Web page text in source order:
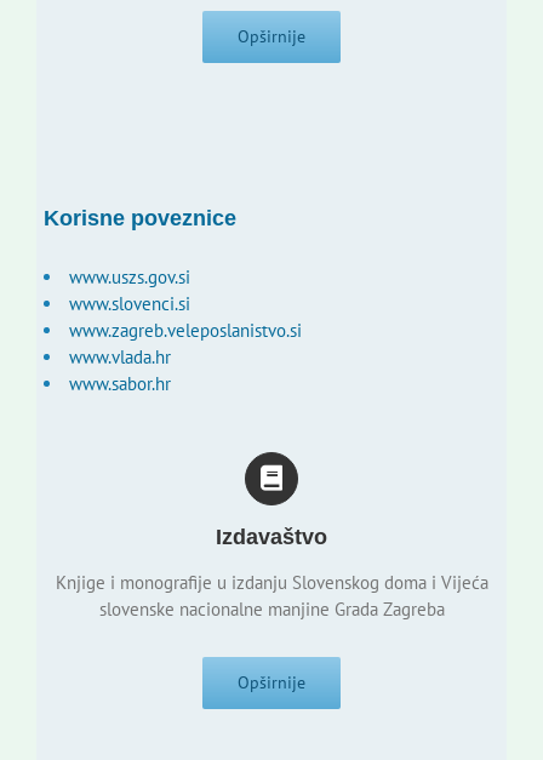
Opširnije
Korisne poveznice
www.uszs.gov.si
www.slovenci.si
www.zagreb.veleposlanistvo.si
www.vlada.hr
www.sabor.hr
Izdavaštvo
Knjige i monografije u izdanju Slovenskog doma i Vijeća
slovenske nacionalne manjine Grada Zagreba
Opširnije